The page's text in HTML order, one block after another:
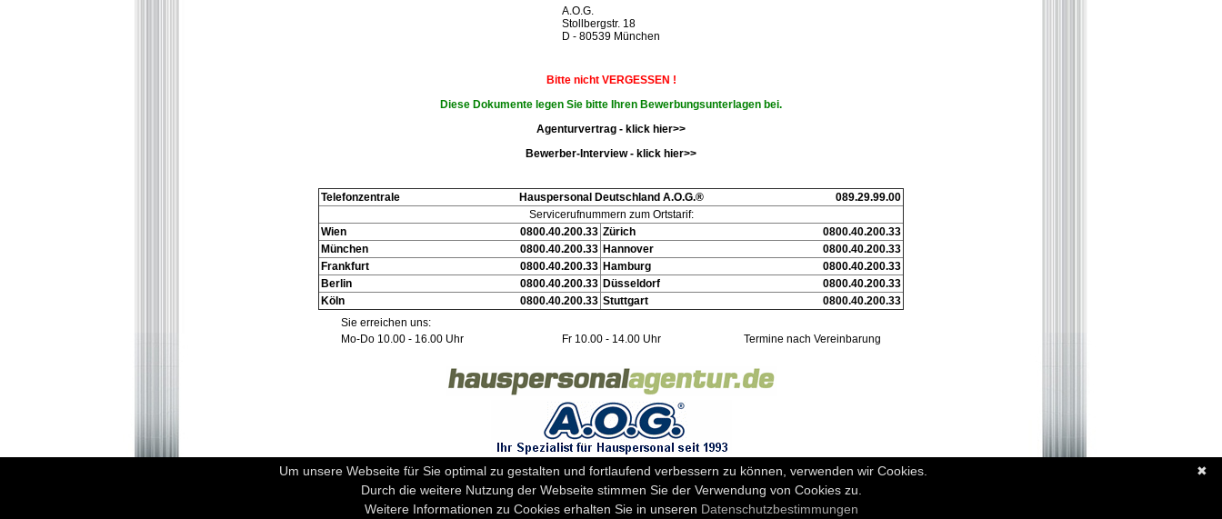
A.O.G.
Stollbergstr. 18
D - 80539 München
Bitte nicht VERGESSEN !
Diese Dokumente legen Sie bitte Ihren Bewerbungsunterlagen bei.
Agenturvertrag - klick hier>>
Bewerber-Interview - klick hier>>
Telefonzentrale Hauspersonal Deutschland A.O.G.®
089.29.99.00
Servicerufnummern zum Ortstarif:
Wien
0800.40.200.33 Zürich
0800.40.200.33
München
0800.40.200.33 Hannover
0800.40.200.33
Frankfurt
0800.40.200.33 Hamburg
0800.40.200.33
Berlin
0800.40.200.33 Düsseldorf
0800.40.200.33
Köln
0800.40.200.33 Stuttgart
0800.40.200.33
Sie erreichen uns:
Mo-Do 10.00 - 16.00 Uhr
Fr 10.00 - 14.00 Uhr Termine nach Vereinbarung
✖
Um unsere Webseite für Sie optimal zu gestalten und fortlaufend verbessern zu können, verwenden wir Cookies.
Durch die weitere Nutzung der Webseite stimmen Sie der Verwendung von Cookies zu.
Weitere Informationen zu Cookies erhalten Sie in unseren Datenschutzbestimmungen